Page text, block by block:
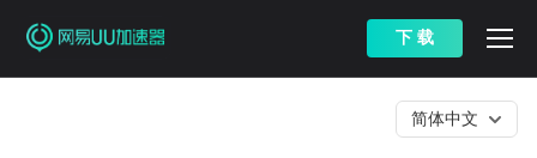
下 载
简体中文